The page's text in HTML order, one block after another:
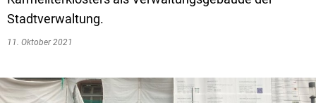
Livestream Sitzungen auf Youtube
Baugrundstücke
Wiederkehrende Straßenausbaubeiträge
Vereine und
Stadtverwaltung.
11. Oktober 2021